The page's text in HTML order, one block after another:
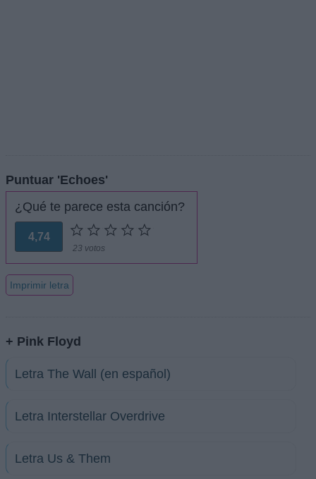
Puntuar 'Echoes'
¿Qué te parece esta canción?
4,74
23 votos
Imprimir letra
+ Pink Floyd
Letra The Wall (en español)
Letra Interstellar Overdrive
Letra Us & Them